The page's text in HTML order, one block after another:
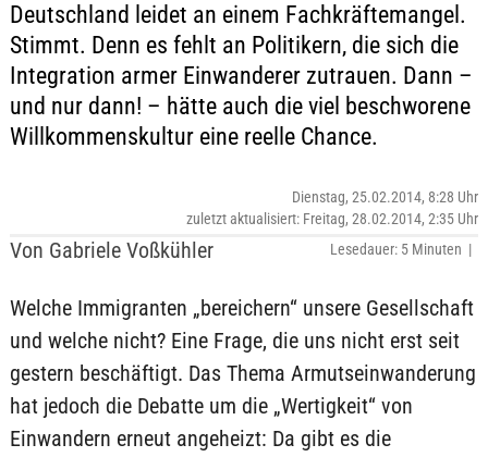
Deutschland leidet an einem Fachkräftemangel.
Stimmt. Denn es fehlt an Politikern, die sich die
Integration armer Einwanderer zutrauen. Dann –
und nur dann! – hätte auch die viel beschworene
Willkommenskultur eine reelle Chance.
Von Gabriele Voßkühler
Dienstag, 25.02.2014, 8:28 Uhr
zuletzt aktualisiert: Freitag, 28.02.2014, 2:35 Uhr
Lesedauer: 5 Minuten |
Welche Immigranten „bereichern“ unsere Gesellschaft
und welche nicht? Eine Frage, die uns nicht erst seit
gestern beschäftigt. Das Thema Armutseinwanderung
hat jedoch die Debatte um die „Wertigkeit“ von
Einwandern erneut angeheizt: Da gibt es die